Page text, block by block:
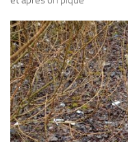
Les Palmes du Lac
Résultats Compétitions
MATERIEL
Section Matériel
Occasions